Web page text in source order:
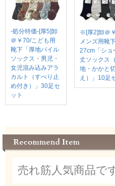
-処分特価-[厚5]卸
＠￥70/こども用
靴下「厚地パイル
ソックス・男児・
女児混み込みアラ
カルト（すべり止
め付き）」30足セ
ット
※[厚2]卸＠
メンズ用靴
27cm「ショ
丈ソックス
地・かかと
え）」10足
売れ筋人気商品で